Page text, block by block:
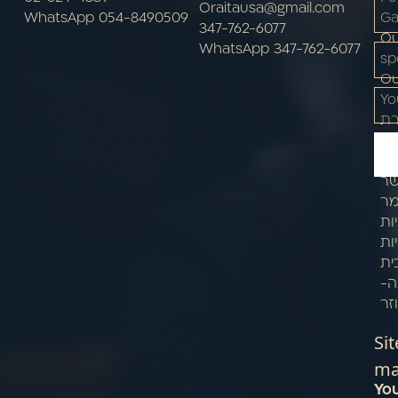
WhatsApp 054-8490509
Oraitausa@gmail.com
347-762-6077
WhatsApp 347-762-6077